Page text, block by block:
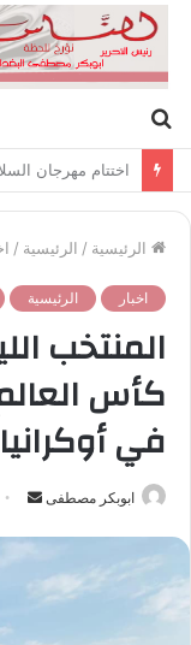
عن
اختتام مهرجان
الرئيسية / الرئيسية /
اخبار الرئيسية
المنتخب
كأس
في أوكرانيا
ابوبكر مصطفى